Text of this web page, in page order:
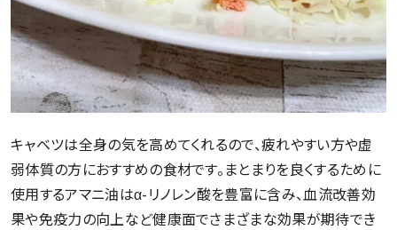
キャベツは全身の気を高めてくれるので、疲れやすい方や虚
弱体質の方におすすめの食材です。まとまりを良くするために
使用するアマニ油はα-リノレン酸を豊富に含み、血流改善効
果や免疫力の向上など健康面でさまざまな効果が期待でき